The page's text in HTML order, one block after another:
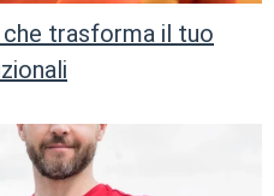
trasforma il tuo